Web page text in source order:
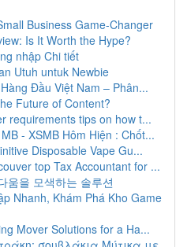
Business Game-Changer
Is It Worth the Hype?
nhập Chi tiết
Utuh untuk Newbie
Đầu Việt Nam – Phân...
Future of Content?
requirements tips on how t...
- XSMB Hôm Hiện : Chốt...
Disposable Vape Gu...
top Tax Accountant for ...
움을 모색하는 솔루션
Nhanh, Khám Phá Kho Game
Mover Solutions for a Ha...